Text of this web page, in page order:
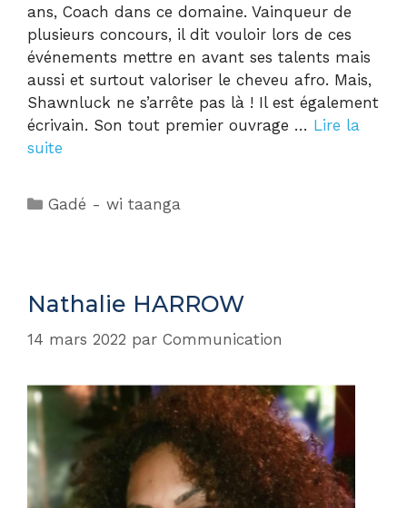
ans, Coach dans ce domaine. Vainqueur de
plusieurs concours, il dit vouloir lors de ces
événements mettre en avant ses talents mais
aussi et surtout valoriser le cheveu afro. Mais,
Shawnluck ne s’arrête pas là ! Il est également
écrivain. Son tout premier ouvrage … Lire la
suite
Gadé - wi taanga
Nathalie HARROW
14 mars 2022 par Communication